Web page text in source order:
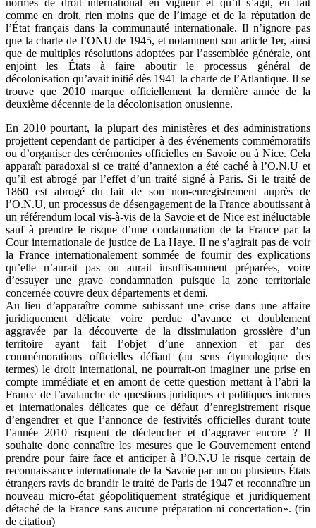
comme en droit, rien moins que de l’image et de la réputation de
l’État français dans la communauté internationale. Il n’ignore pas
que la charte de l’ONU de 1945, et notamment son article 1er, ainsi
que de multiples résolutions adoptées par l’assemblée générale, ont
enjoint les États à faire aboutir le processus général de
décolonisation qu’avait initié dès 1941 la charte de l’Atlantique. Il se
trouve que 2010 marque officiellement la dernière année de la
deuxième décennie de la décolonisation onusienne.
En 2010 pourtant, la plupart des ministères et des administrations
projettent cependant de participer à des événements commémoratifs
ou d’organiser des cérémonies officielles en Savoie ou à Nice. Cela
apparaît paradoxal si ce traité d’annexion a été caché à l’O.N.U et
qu’il est abrogé par l’effet d’un traité signé à Paris. Si le traité de
1860 est abrogé du fait de son non-enregistrement auprès de
l’O.N.U, un processus de désengagement de la France aboutissant à
un référendum local vis-à-vis de la Savoie et de Nice est inéluctable
sauf à prendre le risque d’une condamnation de la France par la
Cour internationale de justice de La Haye. Il ne s’agirait pas de voir
la France internationalement sommée de fournir des explications
qu’elle n’aurait pas ou aurait insuffisamment préparées, voire
d’essuyer une grave condamnation puisque la zone territoriale
concernée couvre deux départements et demi.
Au lieu d’apparaître comme subissant une crise dans une affaire
juridiquement délicate voire perdue d’avance et doublement
aggravée par la découverte de la dissimulation grossière d’un
territoire ayant fait l’objet d’une annexion et par des
commémorations officielles défiant (au sens étymologique des
termes) le droit international, ne pourrait-on imaginer une prise en
compte immédiate et en amont de cette question mettant à l’abri la
France de l’avalanche de questions juridiques et politiques internes
et internationales délicates que ce défaut d’enregistrement risque
d’engendrer et que l’annonce de festivités officielles durant toute
l’année 2010 risquent de déclencher et d’aggraver encore ? Il
souhaite donc connaître les mesures que le Gouvernement entend
prendre pour faire face et anticiper à l’O.N.U le risque certain de
reconnaissance internationale de la Savoie par un ou plusieurs États
étrangers ravis de brandir le traité de Paris de 1947 et reconnaître un
nouveau micro-état géopolitiquement stratégique et juridiquement
détaché de la France sans aucune préparation ni concertation». (fin
de citation)